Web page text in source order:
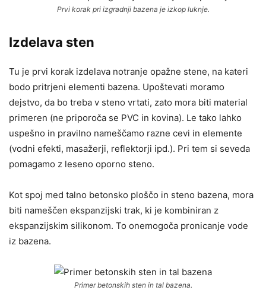
Prvi korak pri izgradnji bazena je izkop luknje.
Izdelava sten
Tu je prvi korak izdelava notranje opažne stene, na kateri
bodo pritrjeni elementi bazena. Upoštevati moramo
dejstvo, da bo treba v steno vrtati, zato mora biti material
primeren (ne priporoča se PVC in kovina). Le tako lahko
uspešno in pravilno nameščamo razne cevi in elemente
(vodni efekti, masažerji, reflektorji ipd.). Pri tem si seveda
pomagamo z leseno oporno steno.
Kot spoj med talno betonsko ploščo in steno bazena, mora
biti nameščen ekspanzijski trak, ki je kombiniran z
ekspanzijskim silikonom. To onemogoča pronicanje vode
iz bazena.
Primer betonskih sten in tal bazena.